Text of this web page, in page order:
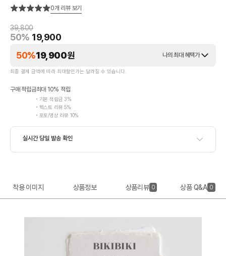
0개 리뷰 보기
50%19,900원 나의 최대 혜택가
최종 결제 금액에 따라 최대할인가는 달라질 수 있습니다.
39,800
50% 19,900
구매 적립금최대 10% 적립
기본 적립금 3%
텍스트 리뷰 5%
포토/영상 리뷰 10%
착용 이미지 상품정보 상품리뷰 0 상품 Q&A 0